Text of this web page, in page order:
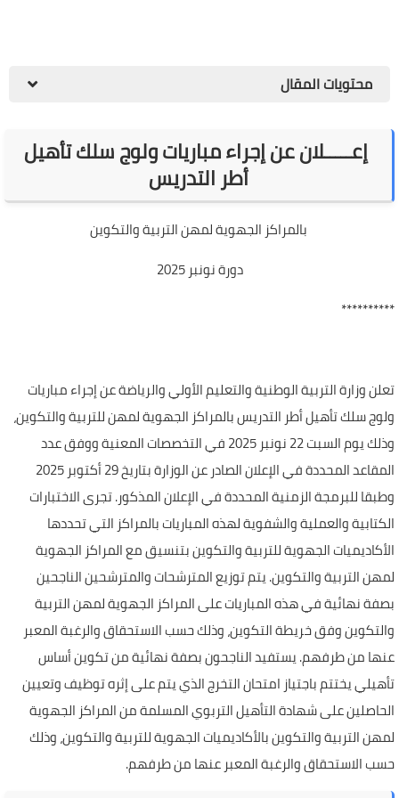
محتويات المقال
إعـــــلان عن إجراء مباريات ولوج سلك تأهيل
أطر التدريس
بالمراكز الجهوية لمهن التربية والتكوين
دورة نونبر 2025
**********
تعلن وزارة التربية الوطنية والتعليم الأولي والرياضة عن إجراء مباريات
ولوج سلك تأهيل أطر التدريس بالمراكز الجهوية لمهن للتربية والتكوين،
وذلك يوم السبت 22 نونبر 2025 في التخصصات المعنية ووفق عدد
المقاعد المحددة في الإعلان الصادر عن الوزارة بتاريخ 29 أكتوبر 2025
وطبقا للبرمجة الزمنية المحددة في الإعلان المذكور. تجرى الاختبارات
الكتابية والعملية والشفوية لهذه المباريات بالمراكز التي تحددها
الأكاديميات الجهوية للتربية والتكوين بتنسيق مع المراكز الجهوية
لمهن التربية والتكوين. يتم توزيع المترشحات والمترشحين الناجحين
بصفة نهائية في هذه المباريات على المراكز الجهوية لمهن التربية
والتكوين وفق خريطة التكوين، وذلك حسب الاستحقاق والرغبة المعبر
عنها من طرفهم. يستفيد الناجحون بصفة نهائية من تكوين أساس
تأهيلي يختتم باجتياز امتحان التخرج الذي يتم على إثره توظيف وتعيين
الحاصلين على شهادة التأهيل التربوي المسلمة من المراكز الجهوية
لمهن التربية والتكوين بالأكاديميات الجهوية للتربية والتكوين، وذلك
حسب الاستحقاق والرغبة المعبر عنها من طرفهم.